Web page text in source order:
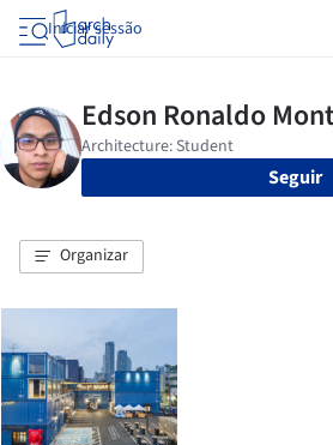
Iniciar sessão
Seguir
Organizar